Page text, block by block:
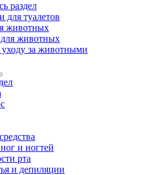
раздел
для туалетов
животных
животных
уходу за животными
и ногтей
рта
и депиляции